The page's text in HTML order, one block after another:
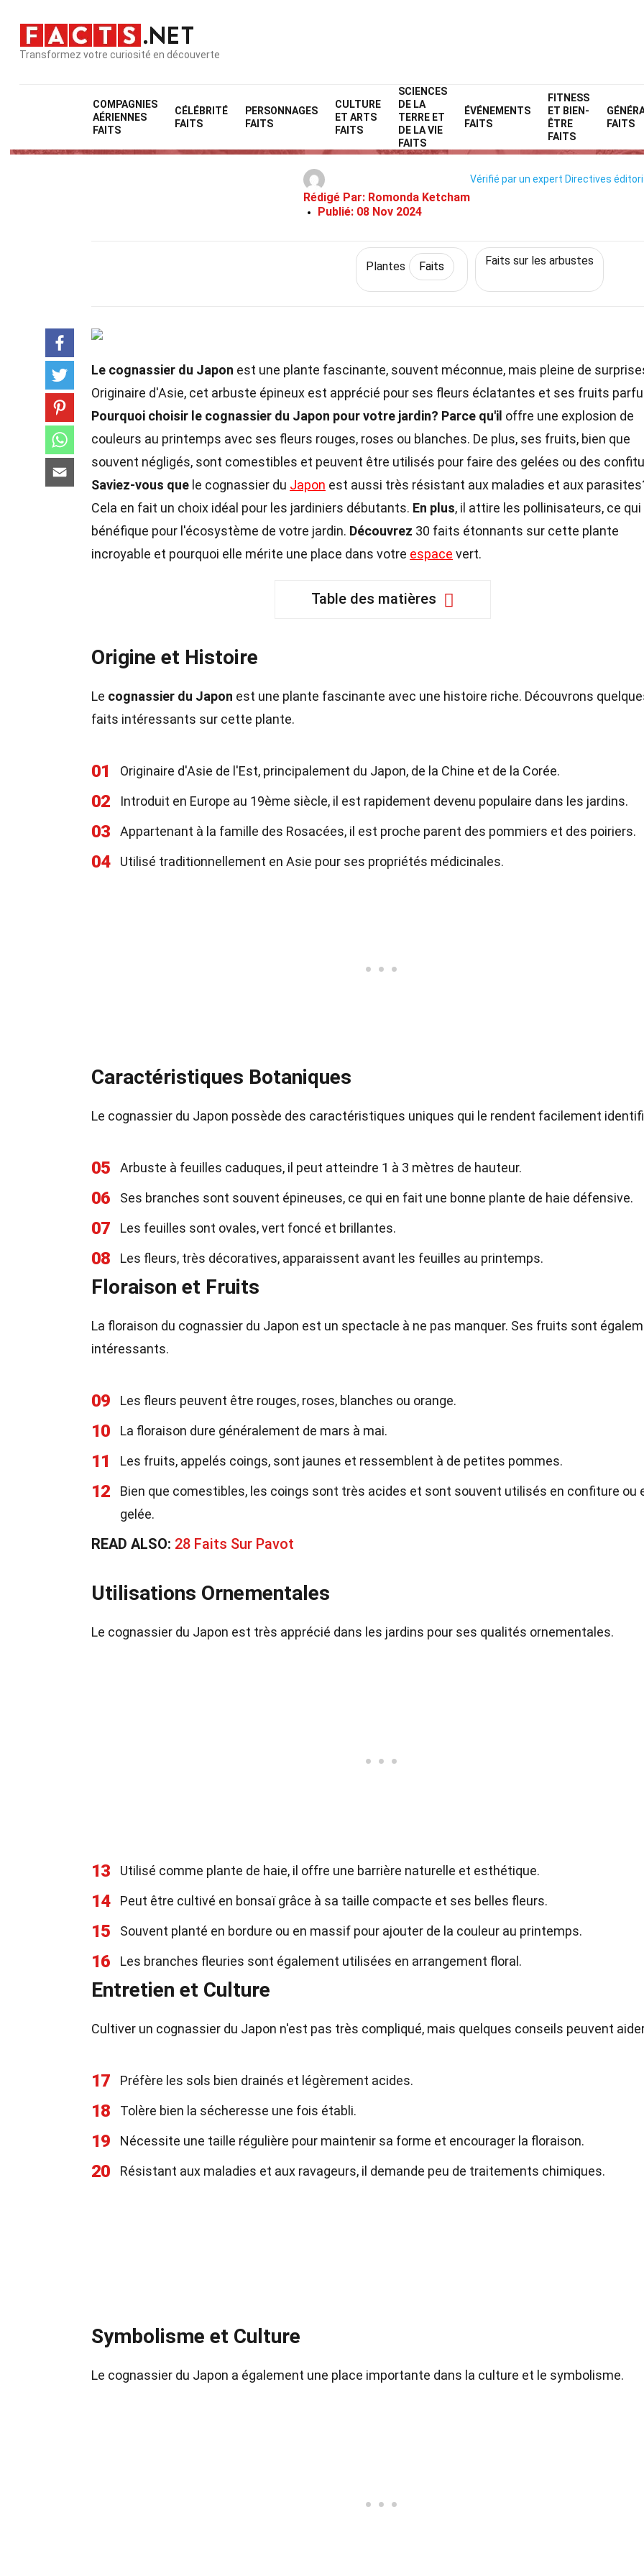
Transformez votre curiosité en découverte
COMPAGNIES
AÉRIENNES
FAITS
CÉLÉBRITÉ
FAITS
PERSONNAGES
FAITS
CULTURE
ET ARTS
FAITS
SCIENCES
DE LA
TERRE ET
DE LA VIE
FAITS
ÉVÉNEMENTS
FAITS
FITNESS
ET BIEN-
ÊTRE
FAITS
FAITS
Home Nature Faits
30 Faits Sur Cognassier Du Japon
Rédigé Par: Romonda Ketcham
Publié: 08 Nov 2024
Vérifié par un expert Directives
Plantes Faits Faits sur les arbustes
Le cognassier du Japon est une plante fascinante, souvent méconnue, mais pleine de
Originaire d'Asie, cet arbuste épineux est apprécié pour ses fleurs éclatantes et ses fruits
Pourquoi choisir le cognassier du Japon pour votre jardin? Parce qu'il offre une explosion de
couleurs au printemps avec ses fleurs rouges, roses ou blanches. De plus, ses fruits, bien que
souvent négligés, sont comestibles et peuvent être utilisés pour faire des gelées ou des
Saviez-vous que le cognassier du Japon est aussi très résistant aux maladies et aux
Cela en fait un choix idéal pour les jardiniers débutants. En plus, il attire les pollinisateurs, ce
bénéfique pour l'écosystème de votre jardin. Découvrez 30 faits étonnants sur cette plante
incroyable et pourquoi elle mérite une place dans votre espace vert.
Table des matières
Origine et Histoire
Le cognassier du Japon est une plante fascinante avec une histoire riche. Découvrons
faits intéressants sur cette plante.
01 Originaire d'Asie de l'Est, principalement du Japon, de la Chine et de la Corée.
02 Introduit en Europe au 19ème siècle, il est rapidement devenu populaire dans les jardins.
03 Appartenant à la famille des Rosacées, il est proche parent des pommiers et des poiriers.
04 Utilisé traditionnellement en Asie pour ses propriétés médicinales.
Caractéristiques Botaniques
Le cognassier du Japon possède des caractéristiques uniques qui le rendent facilement
05 Arbuste à feuilles caduques, il peut atteindre 1 à 3 mètres de hauteur.
06 Ses branches sont souvent épineuses, ce qui en fait une bonne plante de haie défensive.
07 Les feuilles sont ovales, vert foncé et brillantes.
08 Les fleurs, très décoratives, apparaissent avant les feuilles au printemps.
Floraison et Fruits
La floraison du cognassier du Japon est un spectacle à ne pas manquer. Ses fruits sont
intéressants.
09 Les fleurs peuvent être rouges, roses, blanches ou orange.
10 La floraison dure généralement de mars à mai.
11 Les fruits, appelés coings, sont jaunes et ressemblent à de petites pommes.
12
Bien que comestibles, les coings sont très acides et sont souvent utilisés en confiture ou
gelée.
READ ALSO: 28 Faits Sur Pavot
Utilisations Ornementales
Le cognassier du Japon est très apprécié dans les jardins pour ses qualités ornementales.
13 Utilisé comme plante de haie, il offre une barrière naturelle et esthétique.
14 Peut être cultivé en bonsaï grâce à sa taille compacte et ses belles fleurs.
15 Souvent planté en bordure ou en massif pour ajouter de la couleur au printemps.
16 Les branches fleuries sont également utilisées en arrangement floral.
Entretien et Culture
Cultiver un cognassier du Japon n'est pas très compliqué, mais quelques conseils peuvent
17 Préfère les sols bien drainés et légèrement acides.
18 Tolère bien la sécheresse une fois établi.
19 Nécessite une taille régulière pour maintenir sa forme et encourager la floraison.
20 Résistant aux maladies et aux ravageurs, il demande peu de traitements chimiques.
Symbolisme et Culture
Le cognassier du Japon a également une place importante dans la culture et le symbolisme.